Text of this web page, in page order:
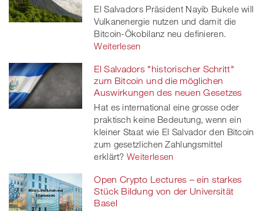
El Salvadors Präsident Nayib Bukele will
Vulkanenergie nutzen und damit die
Bitcoin-Ökobilanz neu definieren.
Weiterlesen
El Salvadors "historischer Schritt"
zum Bitcoin und die möglichen
Auswirkungen des neuen Gesetzes
Hat es international eine grosse oder
praktisch keine Bedeutung, wenn ein
kleiner Staat wie El Salvador den Bitcoin
zum gesetzlichen Zahlungsmittel
erklärt? Weiterlesen
Open Crypto Lectures – ein starkes
Stück Bildung von der Universität
Basel